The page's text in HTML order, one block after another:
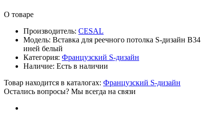
О товаре
Производитель: CESAL
Модель: Вставка для реечного потолка S-дизайн В34
иней белый
Категория: Французский S-дизайн
Наличие: Есть в наличии
Товар находится в каталогах: Французский S-дизайн
Остались вопросы? Мы всегда на связи